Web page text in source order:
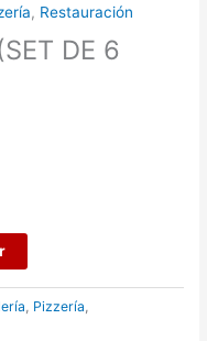
, Restauración
DE 6
, Pizzería,